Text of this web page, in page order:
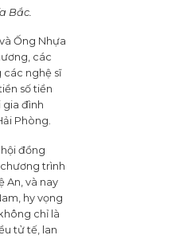
Bắc.
Ống Nhựa
các
các nghệ sĩ
số tiền
gia đình
Phòng.
đồng
trình
An, và nay
hy vọng
chỉ là
tử tế, lan